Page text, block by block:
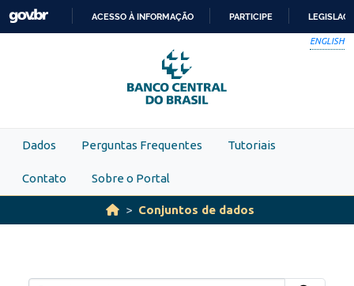
Skip to main content
PARA
O
CONTEÚDO
ACESSO À INFORMAÇÃO PARTICIPE
ENGLISH
Dados Perguntas Frequentes Tutoriais
Contato Sobre o Portal
Conjuntos de dados